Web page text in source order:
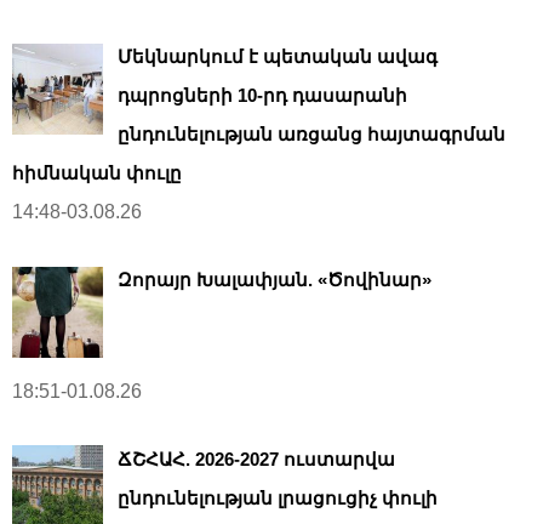
Մեկնարկում է պետական ավագ
դպրոցների 10-րդ դասարանի
ընդունելության առցանց հայտագրման
հիմնական փուլը
14:48-03.08.26
Զորայր Խալափյան. «Ծովինար»
18:51-01.08.26
ՃՇՀԱՀ. 2026-2027 ուստարվա
ընդունելության լրացուցիչ փուլի